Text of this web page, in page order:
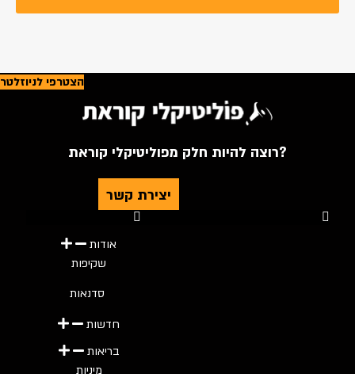
הצטרפי לניוזלטר
רוצה להיות חלק מפוליטיקלי קוראת?
יצירת קשר
אודות
שקיפות
סדנאות
חדשות
בריאות
מיניות